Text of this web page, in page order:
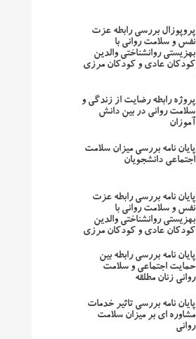
پروپوزال بررسی رابطه عزت
نفس و سلامت روانی با
بهزیستی روانشناختی والدین
کودکان عادی و کودکان مرزی
پروژه رابطه رضایت از زندگی و
سلامت روانی در بین دانش
آموزان
پایان نامه بررسی میزان سلامت
اجتماعی دانشجویان
پایان نامه بررسی رابطه عزت
نفس و سلامت روانی با
بهزیستی روانشناختی والدین
کودکان عادی و کودکان مرزی
پایان نامه بررسی رابطه بین
حمایت اجتماعی و سلامت
روانی زنان مطلقه
پایان نامه بررسی تاثیر خدمات
مشاوره ای بر میزان سلامت
روانی